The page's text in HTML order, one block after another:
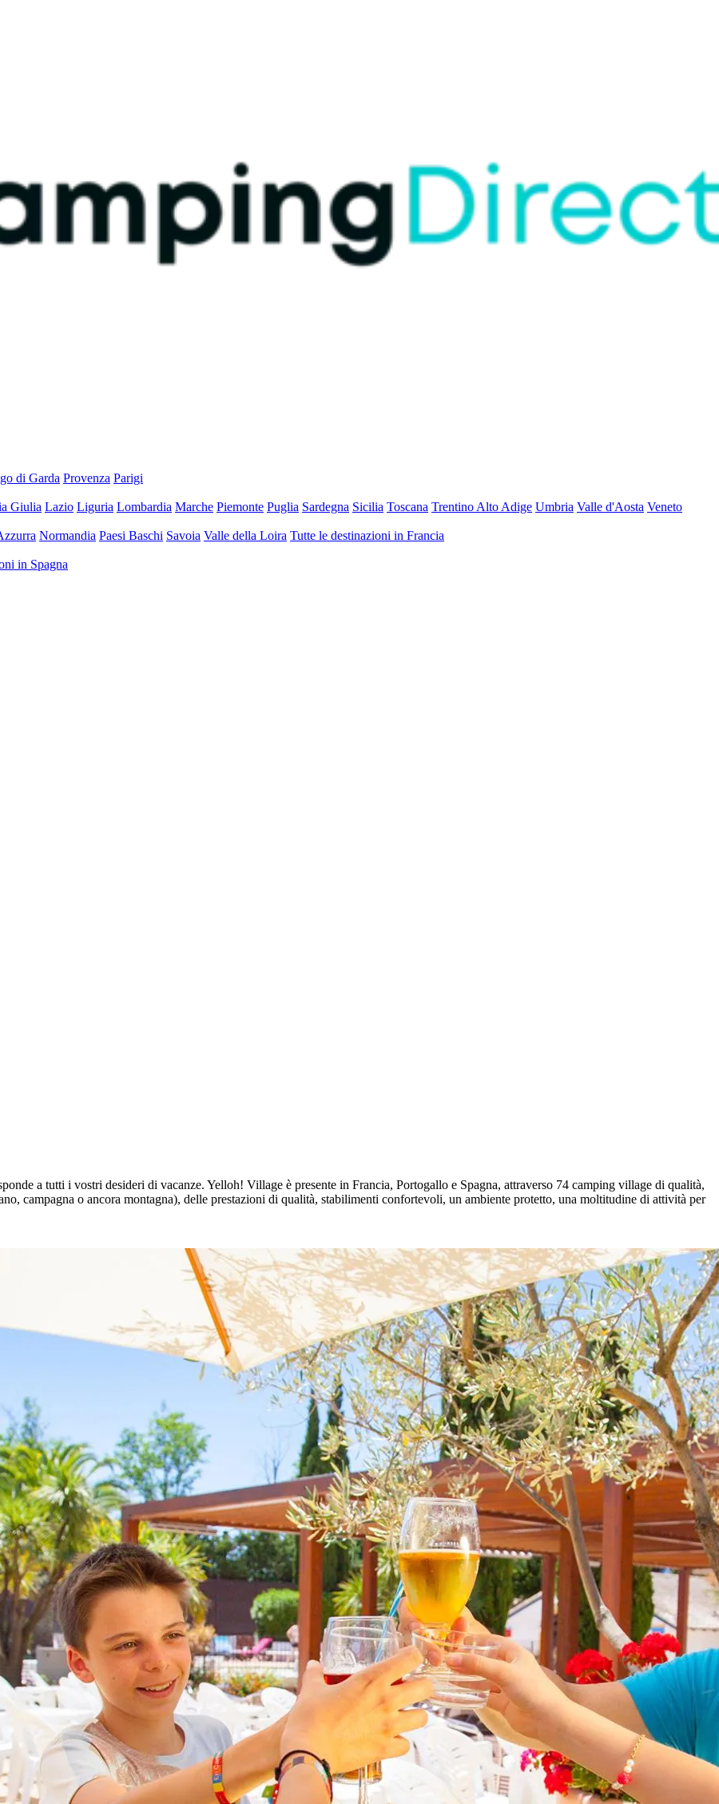
di Garda Provenza Parigi
Giulia Lazio Liguria Lombardia Marche Piemonte Puglia Sardegna Sicilia Toscana Trentino Alto Adige Umbria Valle d'Aosta Veneto
Normandia Paesi Baschi Savoia Valle della Loira Tutte le destinazioni in Francia
in Spagna
a tutti i vostri desideri di vacanze. Yelloh! Village è presente in Francia, Portogallo e Spagna, attraverso 74 camping village di qualità,
campagna o ancora montagna), delle prestazioni di qualità, stabilimenti confortevoli, un ambiente protetto, una moltitudine di attività per